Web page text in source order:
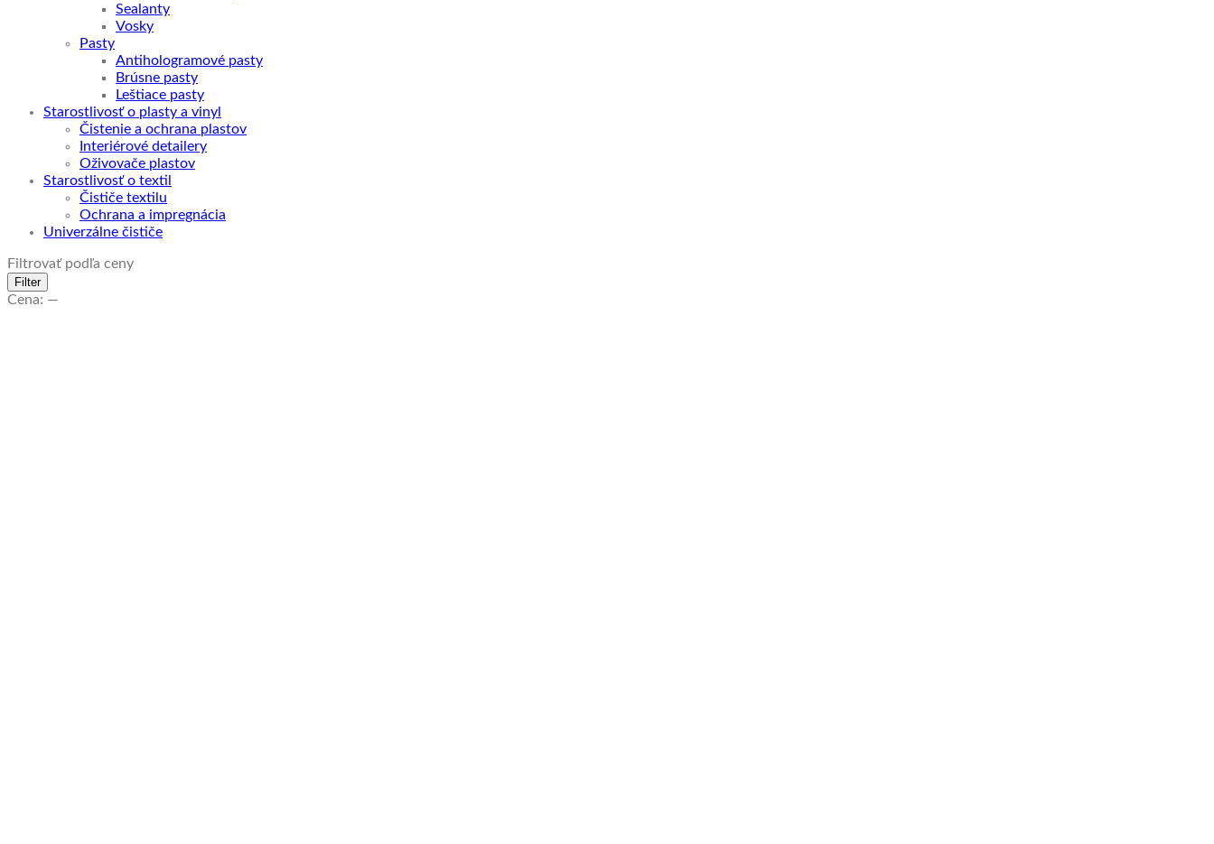
Sealanty
Vosky
Pasty
Antihologramové pasty
Brúsne pasty
Leštiace pasty
Starostlivosť o plasty a vinyl
Čistenie a ochrana plastov
Interiérové detailery
Oživovače plastov
Starostlivosť o textil
Čističe textilu
Ochrana a impregnácia
Univerzálne čističe
Filtrovať podľa ceny
Minimálna
cena
Maximálna
cena
Filter
Cena: —